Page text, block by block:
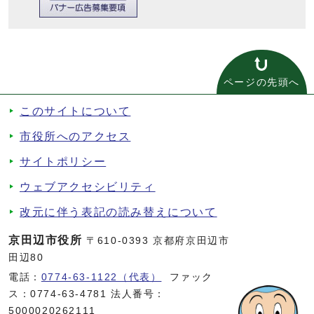
ページの先頭へ
このサイトについて
市役所へのアクセス
サイトポリシー
ウェブアクセシビリティ
改元に伴う表記の読み替えについて
京田辺市役所 〒610-0393 京都府京田辺市
田辺80
電話： 0774-63-1122（代表）
ファック
ス：0774-63-4781 法人番号：
5000020262111